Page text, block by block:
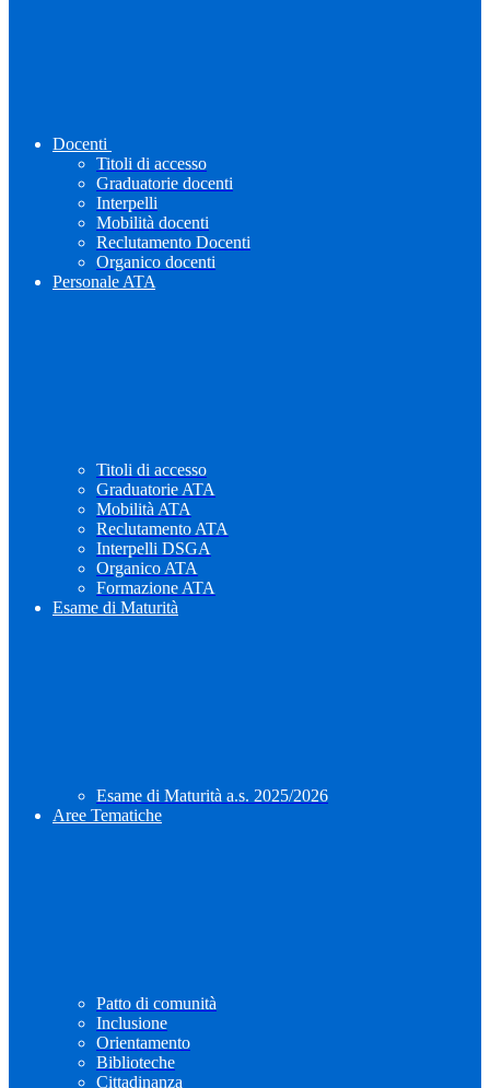
Docenti
Titoli di accesso
Graduatorie docenti
Interpelli
Mobilità docenti
Reclutamento Docenti
Organico docenti
Personale ATA
Titoli di accesso
Graduatorie ATA
Mobilità ATA
Reclutamento ATA
Interpelli DSGA
Organico ATA
Formazione ATA
Esame di Maturità
Esame di Maturità a.s. 2025/2026
Aree Tematiche
Patto di comunità
Inclusione
Orientamento
Biblioteche
Cittadinanza